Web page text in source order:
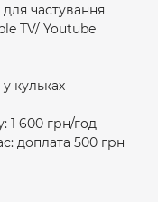
частування
TV/ Youtube
у кульках
1 600 грн/год
доплата 500 грн